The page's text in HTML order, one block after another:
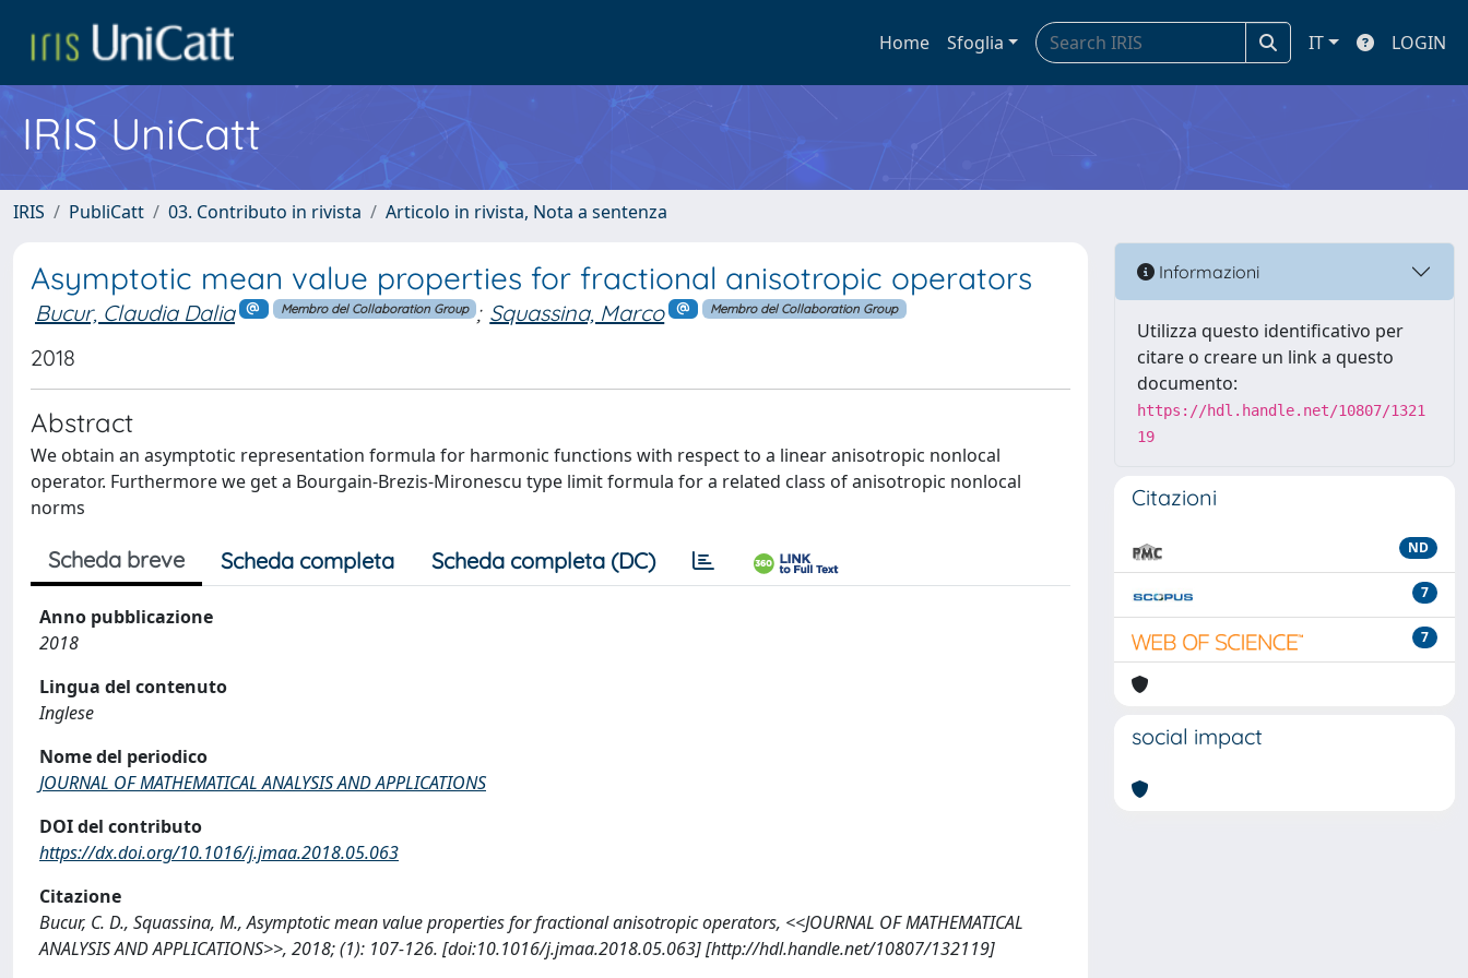
Home Sfoglia IT LOGIN
IRIS UniCatt
IRIS PubliCatt 03. Contributo in rivista Articolo in rivista, Nota a sentenza
Asymptotic mean value properties for fractional anisotropic operators
Bucur, Claudia Dalia Membro del Collaboration Group ; Squassina, Marco Membro del Collaboration Group
2018
Abstract
We obtain an asymptotic representation formula for harmonic functions with respect to a linear anisotropic nonlocal
operator. Furthermore we get a Bourgain-Brezis-Mironescu type limit formula for a related class of anisotropic nonlocal
norms
Scheda breve Scheda completa Scheda completa (DC)
Anno pubblicazione
2018
Lingua del contenuto
Inglese
Nome del periodico
JOURNAL OF MATHEMATICAL ANALYSIS AND APPLICATIONS
DOI del contributo
https://dx.doi.org/10.1016/j.jmaa.2018.05.063
Citazione
Bucur, C. D., Squassina, M., Asymptotic mean value properties for fractional anisotropic operators, <<JOURNAL OF MATHEMATICAL
ANALYSIS AND APPLICATIONS>>, 2018; (1): 107-126. [doi:10.1016/j.jmaa.2018.05.063] [http://hdl.handle.net/10807/132119]
Informazioni
Utilizza questo identificativo per
citare o creare un link a questo
documento:
https://hdl.handle.net/10807/1321
19
Citazioni
ND
7
7
social impact